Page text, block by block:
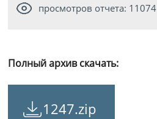
просмотров отчета: 11074
Полный архив скачать:
1247.zip